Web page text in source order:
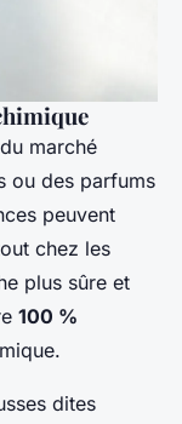
marché
ou des parfums
peuvent
chez les
plus sûre et
100 %
dites